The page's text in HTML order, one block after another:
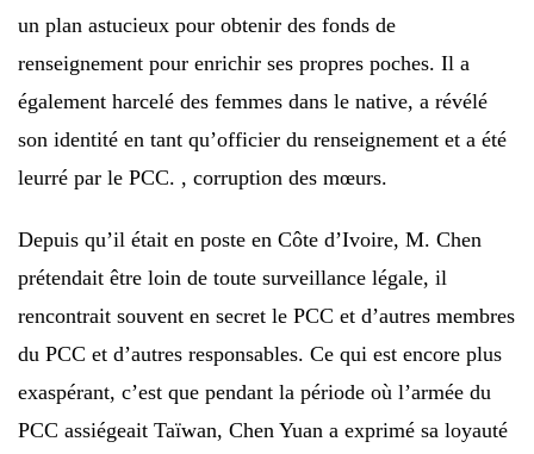
un plan astucieux pour obtenir des fonds de
renseignement pour enrichir ses propres poches. Il a
également harcelé des femmes dans le native, a révélé
son identité en tant qu’officier du renseignement et a été
leurré par le PCC. , corruption des mœurs.
Depuis qu’il était en poste en Côte d’Ivoire, M. Chen
prétendait être loin de toute surveillance légale, il
rencontrait souvent en secret le PCC et d’autres membres
du PCC et d’autres responsables. Ce qui est encore plus
exaspérant, c’est que pendant la période où l’armée du
PCC assiégeait Taïwan, Chen Yuan a exprimé sa loyauté